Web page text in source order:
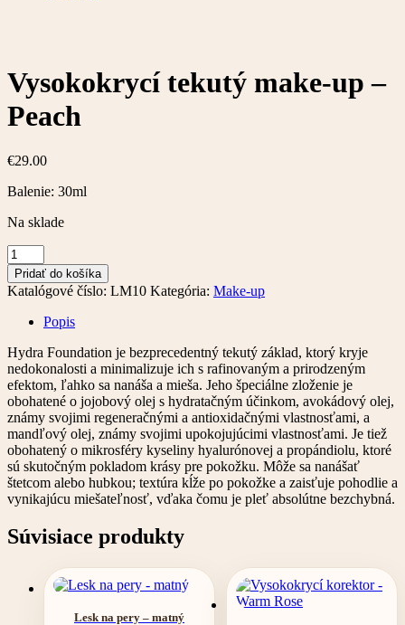
Vysokokrycí tekutý make-up –
Peach
€29.00
Balenie: 30ml
Na sklade
množstvo
Vysokokrycí
tekutý
make-
Peach
Pridať do košíka
Katalógové číslo: LM10 Kategória: Make-up
Popis
Hydra Foundation je bezprecedentný tekutý základ, ktorý kryje
nedokonalosti a minimalizuje ich s rafinovaným a prirodzeným
efektom, ľahko sa nanáša a mieša. Jeho špeciálne zloženie je
obohatené o jojobový olej s hydratačným účinkom, avokádový olej,
známy svojimi regeneračnými a antioxidačnými vlastnosťami, a
mandľový olej, známy svojimi upokojujúcimi vlastnosťami. Je tiež
obohatený o mikrosféry kyseliny hyalurónovej a propándiolu, ktoré
sú skutočným pokladom krásy pre pokožku. Môže sa nanášať
štetcom alebo hubkou; textúra kĺže po pokožke a zaisťuje pohodlie a
vynikajúcu miešateľnosť, vďaka čomu je pleť absolútne bezchybná.
Súvisiace produkty
Lesk na pery – matný